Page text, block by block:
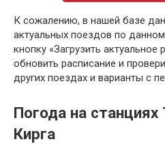
К сожалению, в нашей базе
актуальных поездов по
кнопку «Загрузить
обновить расписание и
других поездах и варианты с
Погода на
Кирга